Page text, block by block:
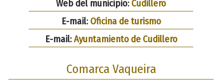
Web del municipio: Cudillero
E-mail: Oficina de turismo
E-mail:Ayuntamiento de Cudillero
Comarca Vaqueira